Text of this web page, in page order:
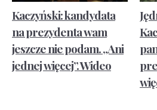
Kaczyński: kandydata
na prezydenta wam
jeszcze nie podam. „Ani
jednej więcej”. Wideo